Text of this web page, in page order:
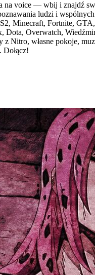
na voice — wbij i znajdź
ludzi i
Minecraft, Fortnite,
Dota, Overwatch,
z Nitro, własne pokoje,
Dołącz!